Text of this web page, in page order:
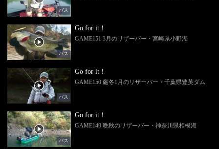
バス
バス
Go for it！
GAME151 3月のリザーバー・宮崎県小野湖
バス
Go for it！
GAME150 厳冬1月のリザーバー・千葉県豊英ダム
バス
Go for it！
GAME149 晩秋のリザーバー・神奈川県相模湖